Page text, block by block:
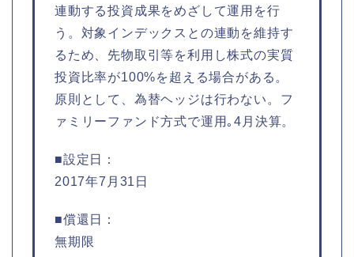
連動する投資成果をめざして運用を行
う。対象インデックスとの連動を維持す
るため、先物取引等を利用し株式の実質
投資比率が100%を超える場合がある。
原則として、為替ヘッジは行わない。フ
ァミリーファンド方式で運用｡4月決算。
■設定日：
2017年7月31日
■償還日：
無期限